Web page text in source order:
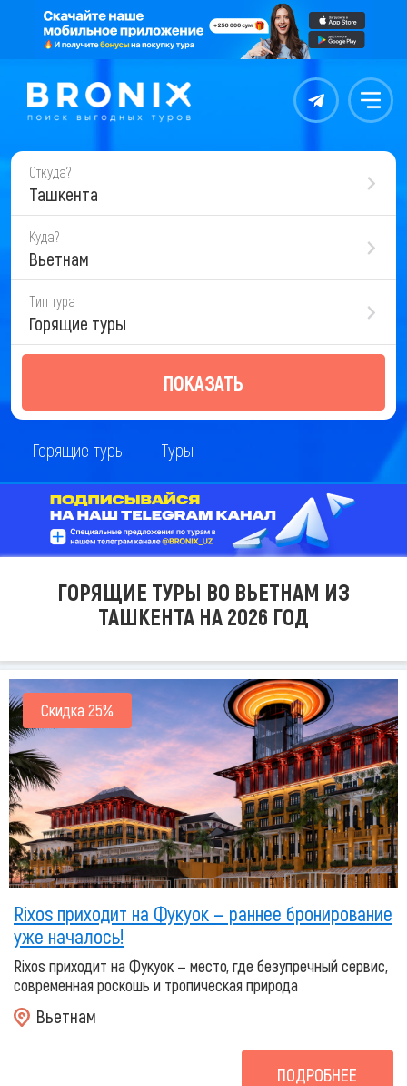
Контакты Меню
Откуда?
Ташкента
Куда?
Вьетнам
Тип тура
Горящие туры
ПОКАЗАТЬ
Горящие туры Туры
ГОРЯЩИЕ ТУРЫ ВО ВЬЕТНАМ ИЗ
ТАШКЕНТА НА 2026 ГОД
Скидка 25%
Rixos приходит на Фукуок — раннее бронирование
уже началось!
Rixos приходит на Фукуок — место, где безупречный сервис,
современная роскошь и тропическая природа
Вьетнам
ПОДРОБНЕЕ